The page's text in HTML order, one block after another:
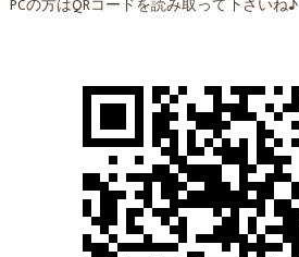
PCの方はQRコードを読み取って下さいね♪